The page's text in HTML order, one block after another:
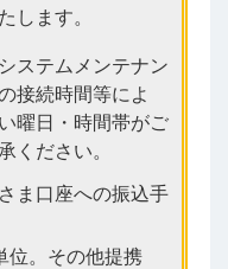
します。
ステムメンテナン
接続時間等によ
曜日・時間帯がご
ください。
ま口座への振込手
位。その他提携